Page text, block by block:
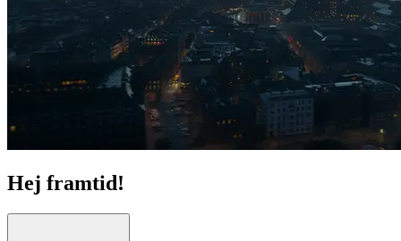
Hej framtid!